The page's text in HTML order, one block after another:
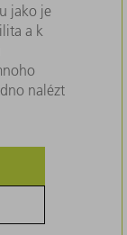
jako je
a k
nalézt